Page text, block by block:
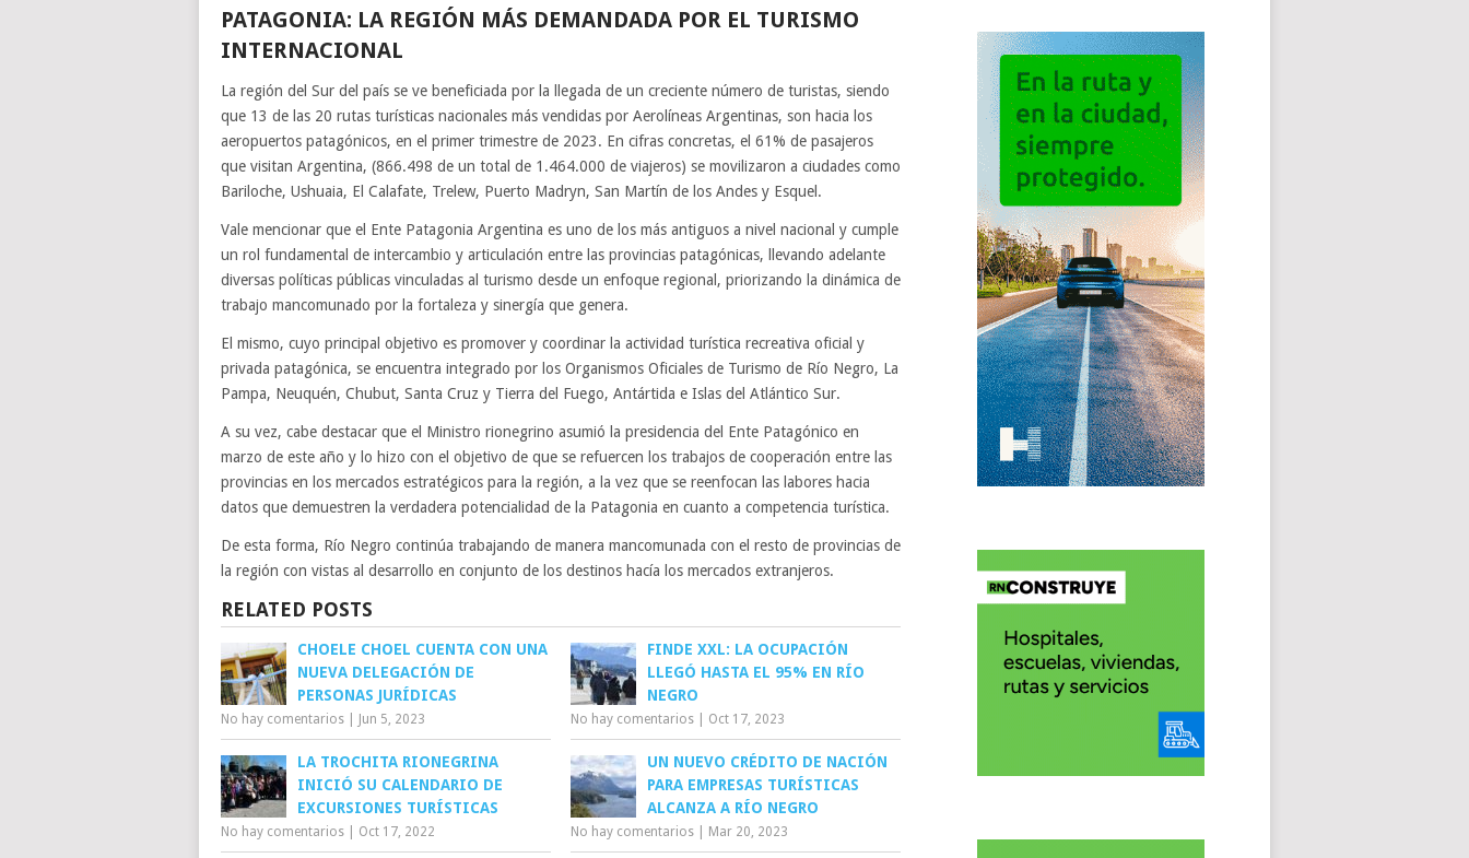
PATAGONIA: LA REGIÓN MÁS DEMANDADA POR EL TURISMO
INTERNACIONAL
La región del Sur del país se ve beneficiada por la llegada de un creciente número de turistas, siendo
que 13 de las 20 rutas turísticas nacionales más vendidas por Aerolíneas Argentinas, son hacia los
aeropuertos patagónicos, en el primer trimestre de 2023. En cifras concretas, el 61% de pasajeros
que visitan Argentina, (866.498 de un total de 1.464.000 de viajeros) se movilizaron a ciudades como
Bariloche, Ushuaia, El Calafate, Trelew, Puerto Madryn, San Martín de los Andes y Esquel.
Vale mencionar que el Ente Patagonia Argentina es uno de los más antiguos a nivel nacional y cumple
un rol fundamental de intercambio y articulación entre las provincias patagónicas, llevando adelante
diversas políticas públicas vinculadas al turismo desde un enfoque regional, priorizando la dinámica de
trabajo mancomunado por la fortaleza y sinergía que genera.
El mismo, cuyo principal objetivo es promover y coordinar la actividad turística recreativa oficial y
privada patagónica, se encuentra integrado por los Organismos Oficiales de Turismo de Río Negro, La
Pampa, Neuquén, Chubut, Santa Cruz y Tierra del Fuego, Antártida e Islas del Atlántico Sur.
A su vez, cabe destacar que el Ministro rionegrino asumió la presidencia del Ente Patagónico en
marzo de este año y lo hizo con el objetivo de que se refuercen los trabajos de cooperación entre las
provincias en los mercados estratégicos para la región, a la vez que se reenfocan las labores hacia
datos que demuestren la verdadera potencialidad de la Patagonia en cuanto a competencia turística.
De esta forma, Río Negro continúa trabajando de manera mancomunada con el resto de provincias de
la región con vistas al desarrollo en conjunto de los destinos hacía los mercados extranjeros.
RELATED POSTS
CHOELE CHOEL CUENTA CON UNA
NUEVA DELEGACIÓN DE
PERSONAS JURÍDICAS
No hay comentarios Jun 5, 2023
FINDE XXL: LA OCUPACIÓN
LLEGÓ HASTA EL 95% EN RÍO
NEGRO
No hay comentarios Oct 17, 2023
LA TROCHITA RIONEGRINA
INICIÓ SU CALENDARIO DE
EXCURSIONES TURÍSTICAS
No hay comentarios Oct 17, 2022
UN NUEVO CRÉDITO DE NACIÓN
PARA EMPRESAS TURÍSTICAS
ALCANZA A RÍO NEGRO
No hay comentarios Mar 20, 2023